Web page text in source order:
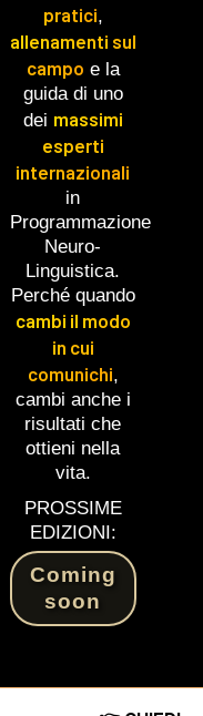
pratici,
allenamenti sul
campo e la
guida di uno
dei massimi
esperti
internazionali
in
Programmazione
Neuro-
Linguistica.
Perché quando
cambi il modo
in cui
comunichi,
cambi anche i
risultati che
ottieni nella
vita.
PROSSIME
EDIZIONI:
Coming
soon